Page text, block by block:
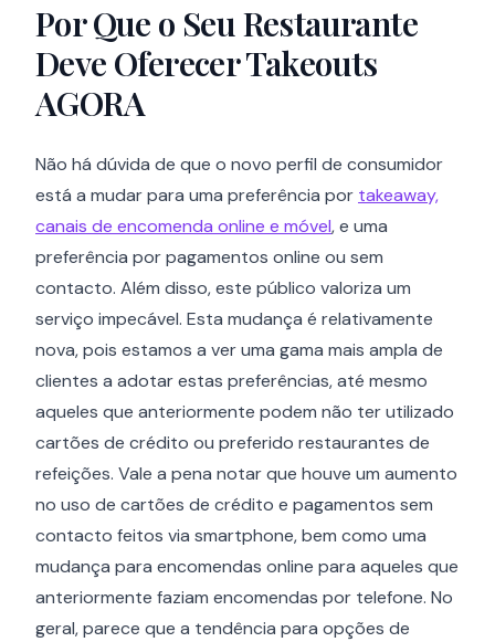
Por Que o Seu Restaurante
Deve Oferecer Takeouts
AGORA
Não há dúvida de que o novo perfil de consumidor
está a mudar para uma preferência por takeaway,
canais de encomenda online e móvel, e uma
preferência por pagamentos online ou sem
contacto. Além disso, este público valoriza um
serviço impecável. Esta mudança é relativamente
nova, pois estamos a ver uma gama mais ampla de
clientes a adotar estas preferências, até mesmo
aqueles que anteriormente podem não ter utilizado
cartões de crédito ou preferido restaurantes de
refeições. Vale a pena notar que houve um aumento
no uso de cartões de crédito e pagamentos sem
contacto feitos via smartphone, bem como uma
mudança para encomendas online para aqueles que
anteriormente faziam encomendas por telefone. No
geral, parece que a tendência para opções de